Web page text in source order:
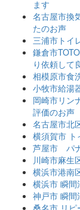
ます
名古屋市換
たのお声
三浦市トイ
鎌倉市
り依頼して
相模原市食
小牧市給湯
岡崎市リン
評価のお声
名古屋市北
横須賀市 ト
芦屋市 パ
川崎市麻
横浜市港南
横浜市 瞬間
神戸市 瞬間
桑名市 リピ